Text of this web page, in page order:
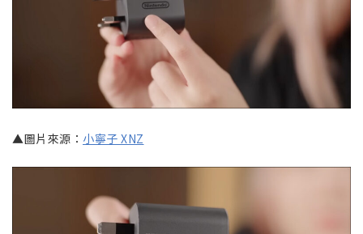
▲圖片來源： 小寧子 XNZ